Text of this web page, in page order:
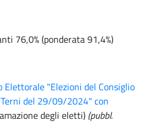
76,0% (ponderata 91,4%)
Elettorale "Elezioni del Consiglio
del 29/09/2024" con
degli eletti) (pubbl.